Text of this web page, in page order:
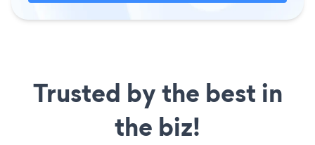
Trusted by the best in
the biz!